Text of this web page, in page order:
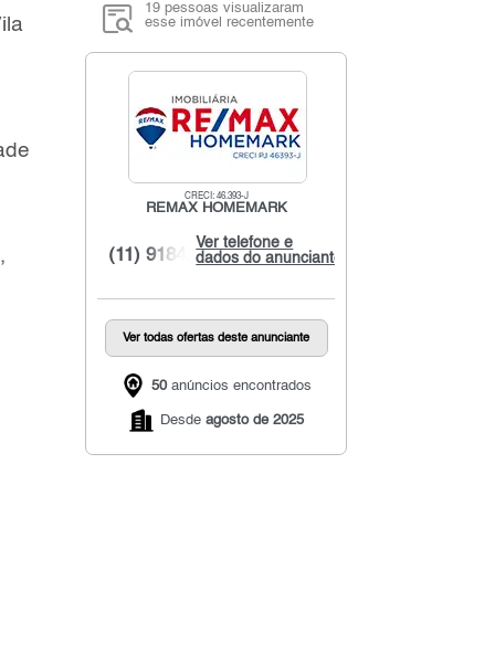
19 pessoas visualizaram
esse imóvel recentemente
CRECI: 46.393-J
REMAX HOMEMARK
Ver telefone e
dados do anunciante
(11) 9184...
Ver todas ofertas deste anunciante
50anúncios encontrados
Desde agosto de 2025